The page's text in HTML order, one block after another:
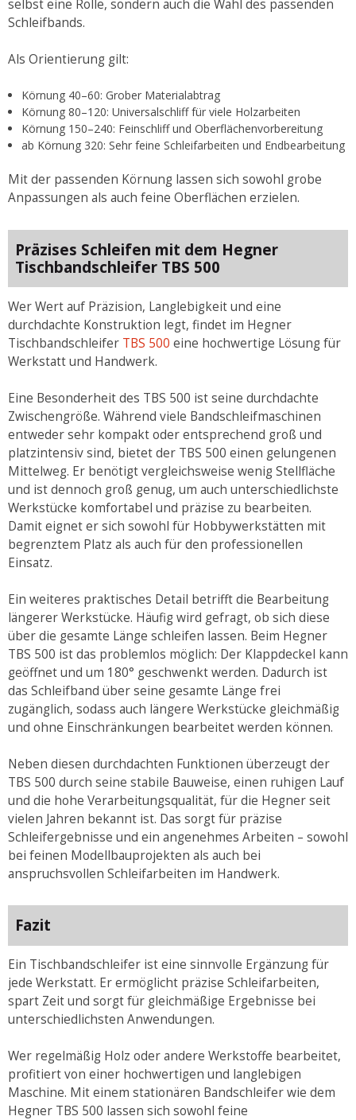
selbst eine Rolle, sondern auch die Wahl des passenden
Schleifbands.
Als Orientierung gilt:
Körnung 40–60: Grober Materialabtrag
Körnung 80–120: Universalschliff für viele Holzarbeiten
Körnung 150–240: Feinschliff und Oberflächenvorbereitung
ab Körnung 320: Sehr feine Schleifarbeiten und Endbearbeitung
Mit der passenden Körnung lassen sich sowohl grobe
Anpassungen als auch feine Oberflächen erzielen.
Präzises Schleifen mit dem Hegner
Tischbandschleifer TBS 500
Wer Wert auf Präzision, Langlebigkeit und eine
durchdachte Konstruktion legt, findet im Hegner
Tischbandschleifer TBS 500 eine hochwertige Lösung für
Werkstatt und Handwerk.
Eine Besonderheit des TBS 500 ist seine durchdachte
Zwischengröße. Während viele Bandschleifmaschinen
entweder sehr kompakt oder entsprechend groß und
platzintensiv sind, bietet der TBS 500 einen gelungenen
Mittelweg. Er benötigt vergleichsweise wenig Stellfläche
und ist dennoch groß genug, um auch unterschiedlichste
Werkstücke komfortabel und präzise zu bearbeiten.
Damit eignet er sich sowohl für Hobbywerkstätten mit
begrenztem Platz als auch für den professionellen
Einsatz.
Ein weiteres praktisches Detail betrifft die Bearbeitung
längerer Werkstücke. Häufig wird gefragt, ob sich diese
über die gesamte Länge schleifen lassen. Beim Hegner
TBS 500 ist das problemlos möglich: Der Klappdeckel kann
geöffnet und um 180° geschwenkt werden. Dadurch ist
das Schleifband über seine gesamte Länge frei
zugänglich, sodass auch längere Werkstücke gleichmäßig
und ohne Einschränkungen bearbeitet werden können.
Neben diesen durchdachten Funktionen überzeugt der
TBS 500 durch seine stabile Bauweise, einen ruhigen Lauf
und die hohe Verarbeitungsqualität, für die Hegner seit
vielen Jahren bekannt ist. Das sorgt für präzise
Schleifergebnisse und ein angenehmes Arbeiten – sowohl
bei feinen Modellbauprojekten als auch bei
anspruchsvollen Schleifarbeiten im Handwerk.
Fazit
Ein Tischbandschleifer ist eine sinnvolle Ergänzung für
jede Werkstatt. Er ermöglicht präzise Schleifarbeiten,
spart Zeit und sorgt für gleichmäßige Ergebnisse bei
unterschiedlichsten Anwendungen.
Wer regelmäßig Holz oder andere Werkstoffe bearbeitet,
profitiert von einer hochwertigen und langlebigen
Maschine. Mit einem stationären Bandschleifer wie dem
Hegner TBS 500 lassen sich sowohl feine